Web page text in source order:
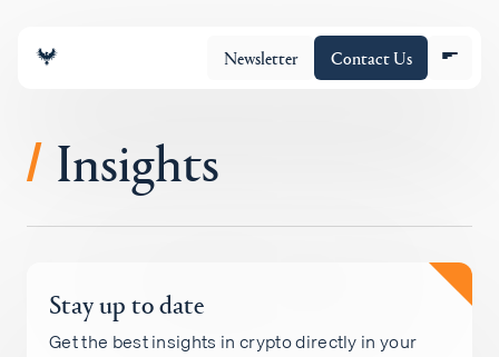
Newsletter Contact Us
チーム
ポートフォリオ
/ Insights
Stay up to date
Get the best insights in crypto directly in your